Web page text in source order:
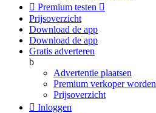
 Premium testen 
Prijsoverzicht
Download de app
Download de app
Gratis adverteren
b
Advertentie plaatsen
Premium verkoper worden
Prijsoverzicht
 Inloggen